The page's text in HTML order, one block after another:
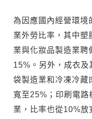
為因應國內經營環境
業外勞比率，其中塑
業與化妝品製造業聘
15%。另外，成衣及
袋製造業和冷凍冷藏
寬至25%；印刷電路
業，比率也從10%放